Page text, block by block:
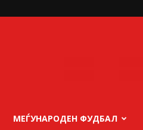
МЕЃУНАРОДЕН ФУДБАЛ